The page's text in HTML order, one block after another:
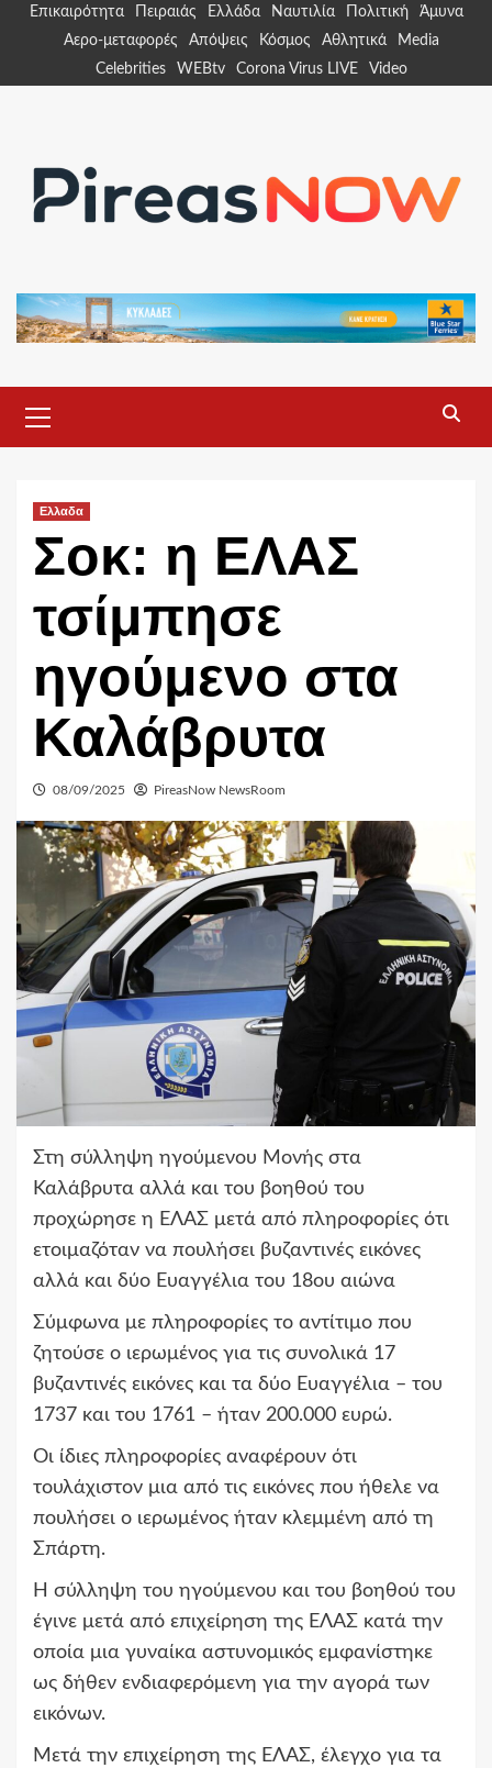
Επικαιρότητα Πειραιάς Ελλάδα Ναυτιλία Πολιτική
Άμυνα
Αερο-μεταφορές
Απόψεις Κόσμος Αθλητικά
Media
Celebrities
WEBtv Corona Virus LIVE Video
Menu
Ελλαδα
Σοκ: η ΕΛΑΣ
τσίμπησε
ηγούμενο στα
Καλάβρυτα
08/09/2025 PireasNow NewsRoom
Στη σύλληψη ηγούμενου Μονής στα
Καλάβρυτα αλλά και του βοηθού του
προχώρησε η ΕΛΑΣ μετά από πληροφορίες ότι
ετοιμαζόταν να πουλήσει βυζαντινές εικόνες
αλλά και δύο Ευαγγέλια του 18ου αιώνα
Σύμφωνα με πληροφορίες το αντίτιμο που
ζητούσε ο ιερωμένος για τις συνολικά 17
βυζαντινές εικόνες και τα δύο Ευαγγέλια – του
1737 και του 1761 – ήταν 200.000 ευρώ.
Οι ίδιες πληροφορίες αναφέρουν ότι
τουλάχιστον μια από τις εικόνες που ήθελε να
πουλήσει ο ιερωμένος ήταν κλεμμένη από τη
Σπάρτη.
Η σύλληψη του ηγούμενου και του βοηθού του
έγινε μετά από επιχείρηση της ΕΛΑΣ κατά την
οποία μια γυναίκα αστυνομικός εμφανίστηκε
ως δήθεν ενδιαφερόμενη για την αγορά των
εικόνων.
Μετά την επιχείρηση της ΕΛΑΣ, έλεγχο για τα